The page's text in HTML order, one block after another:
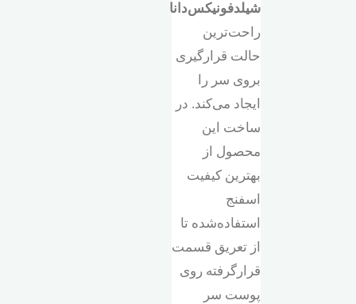
شیلد‌فونیکس‌دانا
راحت‌ترین
حالت قرارگیری
بروی سر را
ایجاد می‌کند. در
ساخت این
محصول از
بهترین کیفیت
اسفنج
استفاده‌شده تا
از تعریق قسمت
قرارگرفته روی
پوست سر